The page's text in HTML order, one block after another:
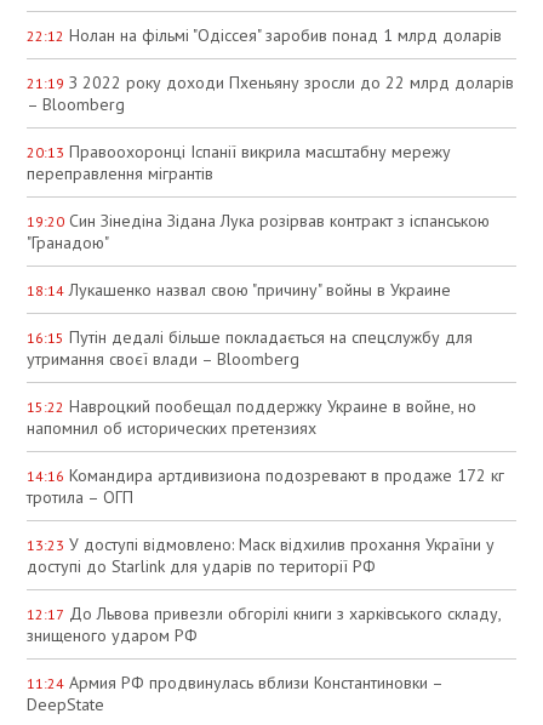
22:12 Нолан на фільмі "Одіссея" заробив понад 1 млрд доларів
21:19 З 2022 року доходи Пхеньяну зросли до 22 млрд доларів
– Bloomberg
20:13 Правоохоронці Іспанії викрила масштабну мережу
переправлення мігрантів
19:20 Син Зінедіна Зідана Лука розірвав контракт з іспанською
"Гранадою"
18:14 Лукашенко назвал свою "причину" войны в Украине
16:15 Путін дедалі більше покладається на спецслужбу для
утримання своєї влади – Bloomberg
15:22 Навроцкий пообещал поддержку Украине в войне, но
напомнил об исторических претензиях
14:16 Командира артдивизиона подозревают в продаже 172 кг
тротила – ОГП
13:23 У доступі відмовлено: Маск відхилив прохання України у
доступі до Starlink для ударів по території РФ
12:17 До Львова привезли обгорілі книги з харківського складу,
знищеного ударом РФ
11:24 Армия РФ продвинулась вблизи Константиновки –
DeepState